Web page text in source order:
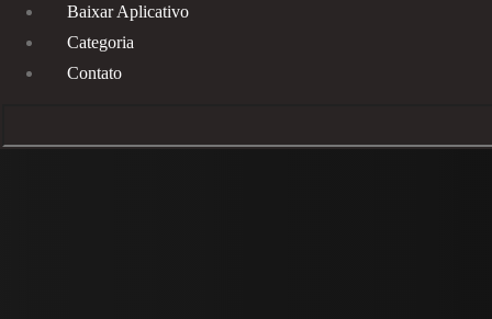
Baixar Aplicativo
Categoria
Contato